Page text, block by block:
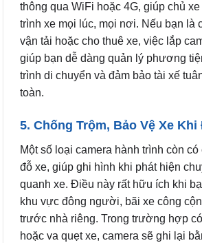
thông qua WiFi hoặc 4G, giúp chủ
trình xe mọi lúc, mọi nơi. Nếu bạn là
vận tải hoặc cho thuê xe, việc lắp
giúp bạn dễ dàng quản lý phương
trình di chuyển và đảm bảo tài xế
toàn.
5. Chống Trộm, Bảo Vệ Xe Khi
Một số loại camera hành trình còn
đỗ xe, giúp ghi hình khi phát hiện
quanh xe. Điều này rất hữu ích khi
khu vực đông người, bãi xe công
trước nhà riêng. Trong trường hợp
hoặc va quẹt xe, camera sẽ ghi lại